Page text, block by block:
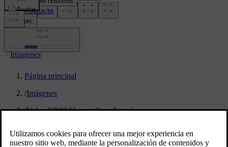
Contacto de medios
location:
PY
Imágenes
Página principal
/Imágenes
/Volvo EX90 Vapour Grey Exterior